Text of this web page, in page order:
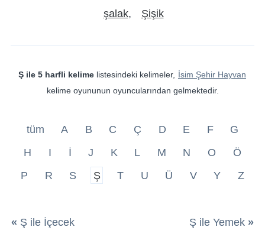
şalak Şişik
Ş ile 5 harfli kelime listesindeki kelimeler, İsim Şehir Hayvan
kelime oyununun oyuncularından gelmektedir.
tüm A B C Ç D E F
G
H
I İ J K L M N O
Ö
P
R S Ş T U Ü V Y Z
« Ş ile İçecek Ş ile Yemek »